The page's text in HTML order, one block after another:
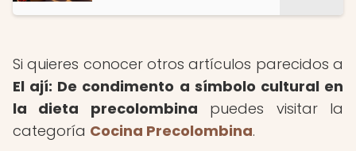
Si quieres conocer otros artículos parecidos a
El ají: De condimento a símbolo cultural en
la dieta precolombina puedes visitar la
categoría Cocina Precolombina.